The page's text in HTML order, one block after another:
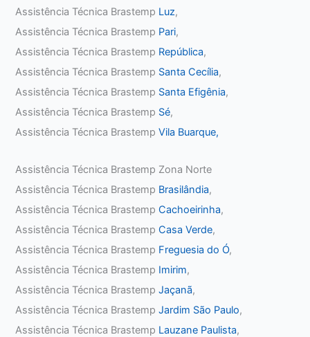
Assistência Técnica Brastemp Luz,
Assistência Técnica Brastemp Pari,
Assistência Técnica Brastemp República,
Assistência Técnica Brastemp Santa Cecília,
Assistência Técnica Brastemp Santa Efigênia,
Assistência Técnica Brastemp Sé,
Assistência Técnica BrastempVila Buarque,
Assistência Técnica Brastemp Zona Norte
Assistência Técnica Brastemp Brasilândia,
Assistência Técnica BrastempCachoeirinha,
Assistência Técnica BrastempCasa Verde,
Assistência Técnica Brastemp Freguesia do Ó,
Assistência Técnica Brastemp Imirim,
Assistência Técnica BrastempJaçanã,
Assistência Técnica BrastempJardim São Paulo,
Assistência Técnica Brastemp Lauzane Paulista,